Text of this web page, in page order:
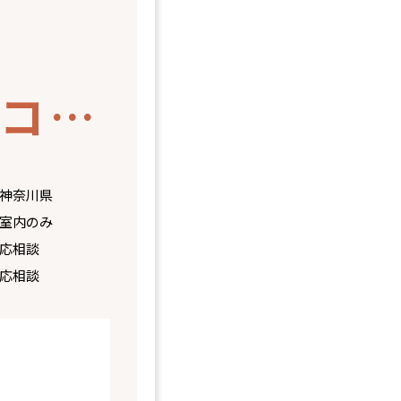
【トライアル決定】スコット
奈川県
内のみ
相談
相談